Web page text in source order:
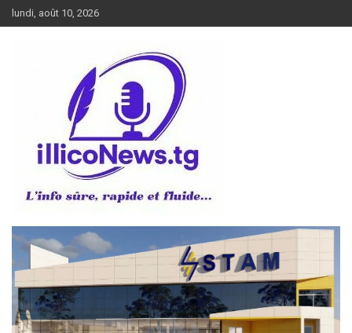
Aller
au
lundi, août 10, 2026
illiconews